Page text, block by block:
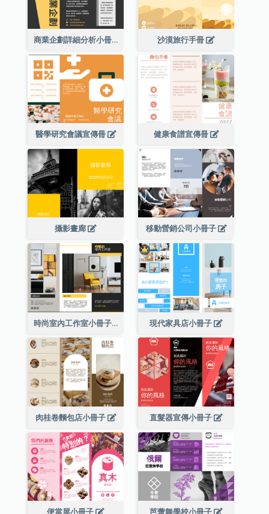
商業企劃詳細分析小冊子 沙漠旅行手冊
醫學研究會議宣傳冊 健康食譜宣傳冊
攝影畫廊 移動營銷公司小冊子
時尚室內工作室小冊子 現代家具店小冊子
肉桂卷麵包店小冊子 直髮器宣傳小冊子
便當屋小冊子 芭蕾舞學校小冊子